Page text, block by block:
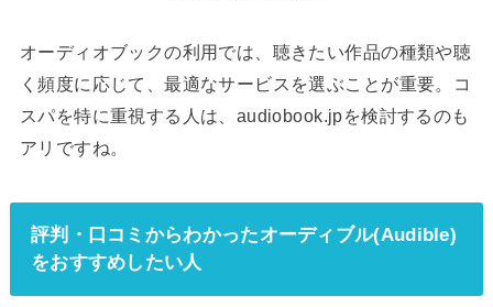
オーディオブックの利用では、聴きたい作品の種類や聴
く頻度に応じて、最適なサービスを選ぶことが重要。コ
スパを特に重視する人は、audiobook.jpを検討するのも
アリですね。
評判・口コミからわかったオーディブル(Audible)
をおすすめしたい人